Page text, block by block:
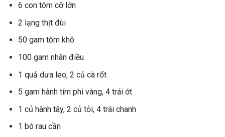
6 con tôm cỡ lớn
2 lạng thịt đùi
50 gam tôm khô
100 gam nhân điều
1 quả dưa leo, 2 củ cà rốt
5 gam hành tím phi vàng, 4 trái ớt
1 củ hành tây, 2 củ tỏi, 4 trái chanh
1 bó rau cần